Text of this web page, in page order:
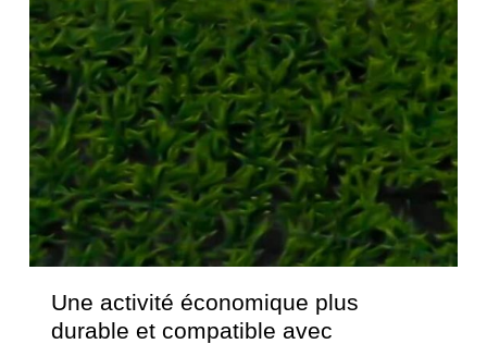
Une activité économique plus
durable et compatible avec